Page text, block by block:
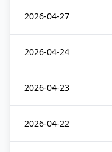
2026-04-27
2026-04-24
2026-04-23
2026-04-22